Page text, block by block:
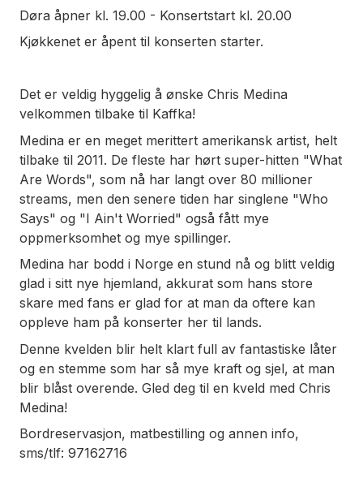
Døra åpner kl. 19.00 - Konsertstart kl. 20.00
Kjøkkenet er åpent til konserten starter.
Det er veldig hyggelig å ønske Chris Medina
velkommen tilbake til Kaffka!
Medina er en meget merittert amerikansk artist, helt
tilbake til 2011. De fleste har hørt super-hitten "What
Are Words", som nå har langt over 80 millioner
streams, men den senere tiden har singlene "Who
Says" og "I Ain't Worried" også fått mye
oppmerksomhet og mye spillinger.
Medina har bodd i Norge en stund nå og blitt veldig
glad i sitt nye hjemland, akkurat som hans store
skare med fans er glad for at man da oftere kan
oppleve ham på konserter her til lands.
Denne kvelden blir helt klart full av fantastiske låter
og en stemme som har så mye kraft og sjel, at man
blir blåst overende. Gled deg til en kveld med Chris
Medina!
Bordreservasjon, matbestilling og annen info,
sms/tlf: 97162716